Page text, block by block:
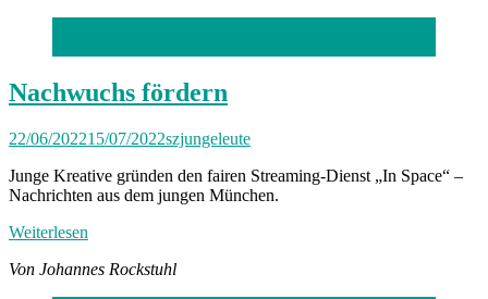
Nachwuchs fördern
22/06/202215/07/2022szjungeleute
Junge Kreative gründen den fairen Streaming-Dienst „In Space“ –
Nachrichten aus dem jungen München.
Weiterlesen
Von Johannes Rockstuhl